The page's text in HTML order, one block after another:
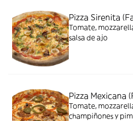
Pizza Sirenita
Tomate,
salsa de ajo
Pizza Mexicana
Tomate,
champiñones y